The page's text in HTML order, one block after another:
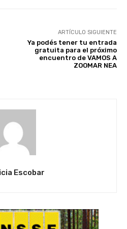
ARTÍCULO SIGUIENTE
Ya podés tener tu entrada
gratuita para el próximo
encuentro de VAMOS A
ZOOMAR NEA
Escobar